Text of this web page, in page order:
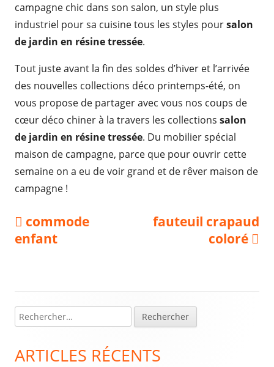
campagne chic dans son salon, un style plus
industriel pour sa cuisine tous les styles poursalon
de jardin en résine tressée.
Tout juste avant la fin des soldes d’hiver et l’arrivée
des nouvelles collections déco printemps-été, on
vous propose de partager avec vous nos coups de
cœur déco chiner à la travers les collections salon
de jardin en résine tressée. Du mobilier spécial
maison de campagne, parce que pour ouvrir cette
semaine on a eu de voir grand et de rêver maison de
campagne !
Navigation
de
Previous
article:
commode
enfant
Next
fauteuil crapaud
coloré
Colonne
latérale
e
h
ARTICLES RÉCENTS